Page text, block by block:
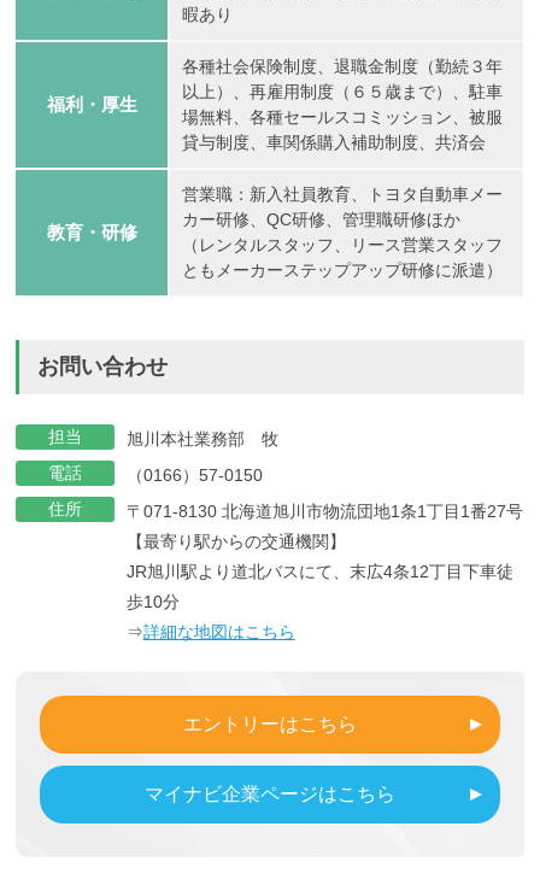
暇あり
福利・厚生
各種社会保険制度、退職金制度（勤続３年
以上）、再雇用制度（６５歳まで）、駐車
場無料、各種セールスコミッション、被服
貸与制度、車関係購入補助制度、共済会
教育・研修
営業職：新入社員教育、トヨタ自動車メー
カー研修、QC研修、管理職研修ほか
（レンタルスタッフ、リース営業スタッフ
ともメーカーステップアップ研修に派遣）
お問い合わせ
担当
旭川本社業務部 牧
電話
（0166）57-0150
住所
〒071-8130 北海道旭川市物流団地1条1丁目1番27号
【最寄り駅からの交通機関】
JR旭川駅より道北バスにて、末広4条12丁目下車徒
歩10分
⇒詳細な地図はこちら
エントリーはこちら
マイナビ企業ページはこちら